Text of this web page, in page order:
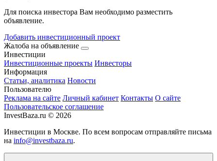
Для поиска инвестора Вам необходимо разместить
объявление.
Добавить инвестиционный проект
Жалоба на объявление
Инвестиции
Инвестиционные проекты Инвесторы
Информация
Статьи, аналитика Новости
Пользователю
Реклама на сайте Личный кабинет Контакты О сайте
Пользовательское соглашение
InvestBaza.ru © 2026
Инвестиции в Москве. По всем вопросам отправляйте письма
на info@investbaza.ru.